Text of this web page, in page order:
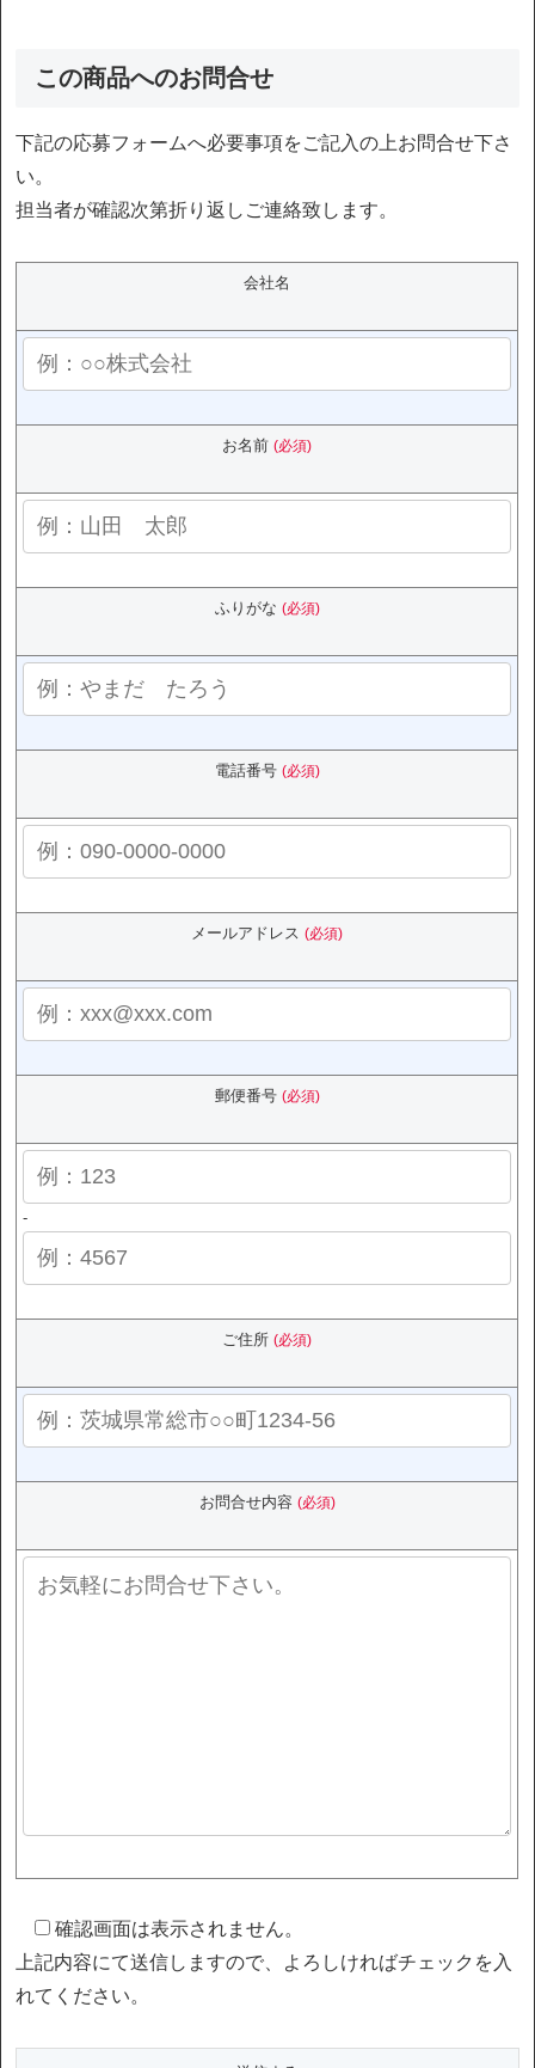
この商品へのお問合せ
下記の応募フォームへ必要事項をご記入の上お問合せ下さ
い。
担当者が確認次第折り返しご連絡致します。
会社名
お名前(必須)
ふりがな (必須)
電話番号 (必須)
メールアドレス(必須)
郵便番号 (必須)
-
ご住所(必須)
お問合せ内容 (必須)
確認画面は表示されません。
上記内容にて送信しますので、よろしければチェックを入
れてください。